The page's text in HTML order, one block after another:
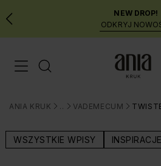
Przejdź
do
MENU
NEW DROP!
ODKRYJ
Menu mobilne
ANIA KRUK
>
BLOG
>
VADEMECUM
>
WSZYSTKIE WPISY INSPIRACJE